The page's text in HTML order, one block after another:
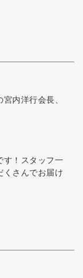
内洋行会長、
す！スタッフ一
くさんでお届け